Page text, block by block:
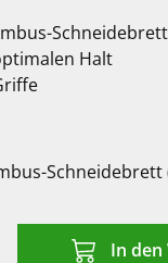
Schneidebrett
Halt
Schneidebrett
Gib den
In